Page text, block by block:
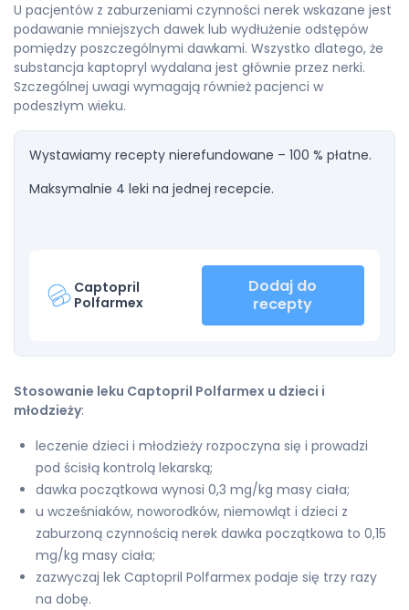
U pacjentów z zaburzeniami czynności nerek wskazane jest
podawanie mniejszych dawek lub wydłużenie odstępów
pomiędzy poszczególnymi dawkami. Wszystko dlatego, że
substancja kaptopryl wydalana jest głównie przez nerki.
Szczególnej uwagi wymagają również pacjenci w
podeszłym wieku.
Wystawiamy recepty nierefundowane – 100 % płatne.
Maksymalnie 4 leki na jednej recepcie.
Captopril
Polfarmex
Dodaj do
recepty
Stosowanie leku Captopril Polfarmex u dzieci i
młodzieży:
leczenie dzieci i młodzieży rozpoczyna się i prowadzi
pod ścisłą kontrolą lekarską;
dawka początkowa wynosi 0,3 mg/kg masy ciała;
u wcześniaków, noworodków, niemowląt i dzieci z
zaburzoną czynnością nerek dawka początkowa to 0,15
mg/kg masy ciała;
zazwyczaj lek Captopril Polfarmex podaje się trzy razy
na dobę.